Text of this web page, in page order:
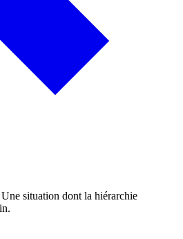
situation dont la hiérarchie